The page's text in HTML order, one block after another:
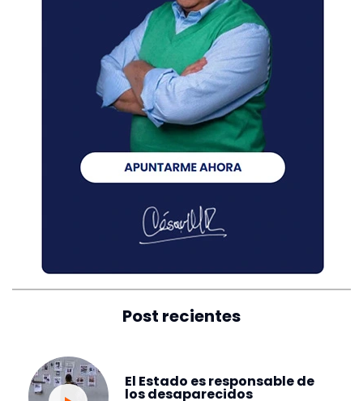
Post recientes
El Estado es responsable de
los desaparecidos